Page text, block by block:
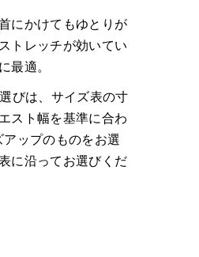
にかけてもゆとりが
トレッチが効いてい
最適。
びは、サイズ表の寸
スト幅を基準に合わ
ップのものをお選
に沿ってお選びくだ